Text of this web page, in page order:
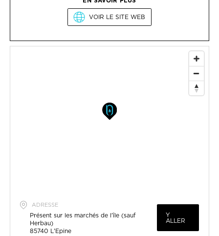
VOIR LE SITE WEB
ADRESSE
Présent sur les marchés de l'île (sauf
Herbau)
85740 L'Epine
Y
ALLER